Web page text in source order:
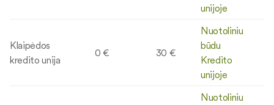
unijoje
Klaipėdos
kredito unija
0 € 30 €
Nuotoliniu
būdu
Kredito
unijoje
Nuotoliniu